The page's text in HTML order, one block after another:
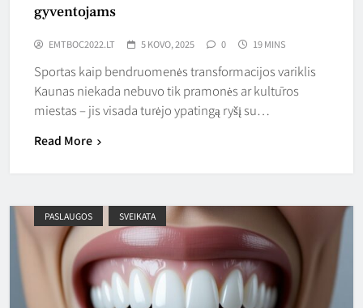
gyventojams
EMTBOC2022.LT 5 KOVO, 2025 0 19 MINS
Sportas kaip bendruomenės transformacijos variklis
Kaunas niekada nebuvo tik pramonės ar kultūros
miestas – jis visada turėjo ypatingą ryšį su…
Read More
PASLAUGOS SVEIKATA